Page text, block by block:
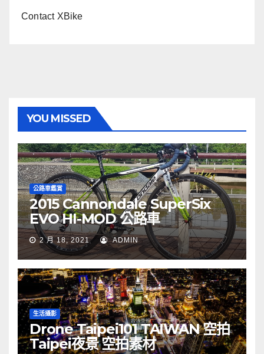
Contact XBike
YOU MISSED
公路車鑑賞
2015 Cannondale SuperSix
EVO HI-MOD 公路車
2 月 18, 2021 ADMIN
生活攝影
Drone Taipei101 TAIWAN 空拍
Taipei夜景 空拍素材